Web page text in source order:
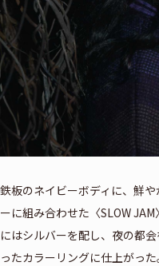
鉄板のネイビーボディに、鮮
ーに組み合わせた〈SLOW
にはシルバーを配し、夜の都
ったカラーリングに仕上がっ